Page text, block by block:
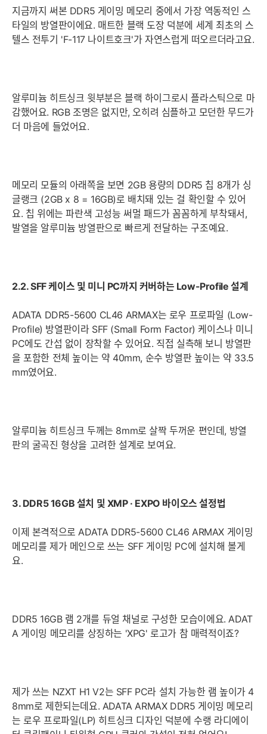
지금까지 써본 DDR5 게이밍 메모리 중에서 가장 역동적인 스
타일의 방열판이에요. 매트한 블랙 도장 덕분에 세계 최초의 스
텔스 전투기 'F-117 나이트호크'가 자연스럽게 떠오르더라고요.
알루미늄 히트싱크 윗부분은 블랙 하이그로시 플라스틱으로 마
감했어요. RGB 조명은 없지만, 오히려 심플하고 모던한 무드가
더 마음에 들었어요.
메모리 모듈의 아래쪽을 보면 2GB 용량의 DDR5 칩 8개가 싱
글랭크 (2GB x 8 = 16GB)로 배치돼 있는 걸 확인할 수 있어
요. 칩 위에는 파란색 고성능 써멀 패드가 꼼꼼하게 부착돼서,
발열을 알루미늄 방열판으로 빠르게 전달하는 구조예요.
2.2. SFF 케이스 및 미니 PC까지 커버하는 Low-Profile 설계
ADATA DDR5-5600 CL46 ARMAX는 로우 프로파일 (Low-
Profile) 방열판이라 SFF (Small Form Factor) 케이스나 미니
PC에도 간섭 없이 장착할 수 있어요. 직접 실측해 보니 방열판
을 포함한 전체 높이는 약 40mm, 순수 방열판 높이는 약 33.5
mm였어요.
알루미늄 히트싱크 두께는 8mm로 살짝 두꺼운 편인데, 방열
판의 굴곡진 형상을 고려한 설계로 보여요.
3. DDR5 16GB 설치 및 XMP · EXPO 바이오스 설정법
이제 본격적으로 ADATA DDR5-5600 CL46 ARMAX 게이밍
메모리를 제가 메인으로 쓰는 SFF 게이밍 PC에 설치해 볼게
요.
DDR5 16GB 램 2개를 듀얼 채널로 구성한 모습이에요. ADAT
A 게이밍 메모리를 상징하는 'XPG' 로고가 참 매력적이죠?
제가 쓰는 NZXT H1 V2는 SFF PC라 설치 가능한 램 높이가 4
8mm로 제한되는데요. ADATA ARMAX DDR5 게이밍 메모리
는 로우 프로파일(LP) 히트싱크 디자인 덕분에 수랭 라디에이